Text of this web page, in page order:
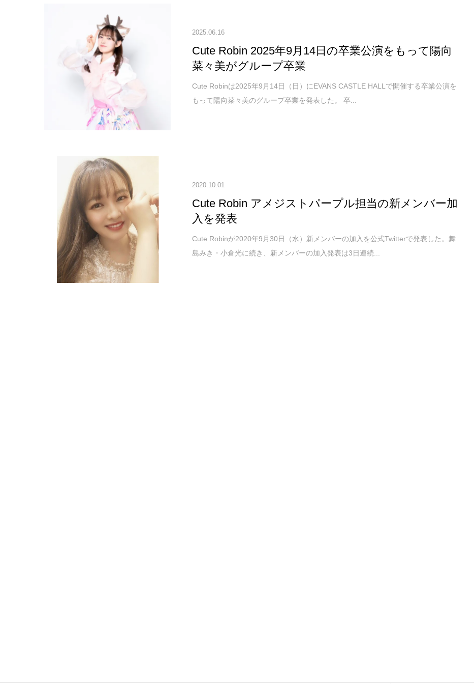
2025.06.16
Cute Robin 2025年9月14日の卒業公演をもって陽向
菜々美がグループ卒業
Cute Robinは2025年9月14日（日）にEVANS CASTLE HALLで開催する卒業公演を
もって陽向菜々美のグループ卒業を発表した。 卒...
2020.10.01
Cute Robin アメジストパープル担当の新メンバー加
入を発表
Cute Robinが2020年9月30日（水）新メンバーの加入を公式Twitterで発表した。舞
島みき・小倉光に続き、新メンバーの加入発表は3日連続...